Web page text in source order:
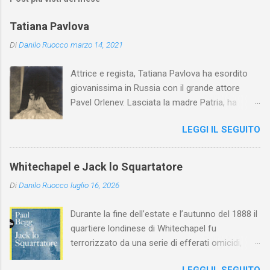
Tatiana Pavlova
DiDanilo Ruocco marzo 14, 2021
Attrice e regista, Tatiana Pavlova ha esordito
giovanissima in Russia con il grande attore
Pavel Orlenev. Lasciata la madre Patria, ha
l'arte della Pavlova ha raggiunto la piena
maturità ed è stata in grado di rinnovare
profondamente l'attardato mondo teatrale
LEGGI IL SEGUITO
Whitechapel e Jack lo Squartatore
DiDanilo Ruocco luglio 16, 2026
Durante la fine dell’estate e l’autunno del 1888 il
quartiere londinese di Whitechapel fu
terrorizzato da una serie di efferati omicidi,